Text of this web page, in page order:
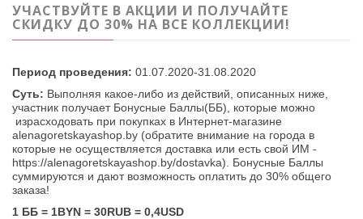
УЧАСТВУЙТЕ В АКЦИИ И ПОЛУЧАЙТЕ
СКИДКУ ДО 30% НА ВСЕ КОЛЛЕКЦИИ!
Период проведения: 01.07.2020-31.08.2020
Суть: Выполняя какое-либо из действий, описанных ниже,
участник получает Бонусные Баллы(ББ), которые можно
израсходовать при покупках в Интернет-магазине
alenagoretskayashop by (обратите внимание на города в
которые не осуществляется доставка или есть свой ИМ -
https://alenagoretskayashop by/dostavka). Бонусные Баллы
суммируются и дают возможность оплатить до 30% общего
заказа!
1 ББ = 1BYN = 30RUB = 0,4USD